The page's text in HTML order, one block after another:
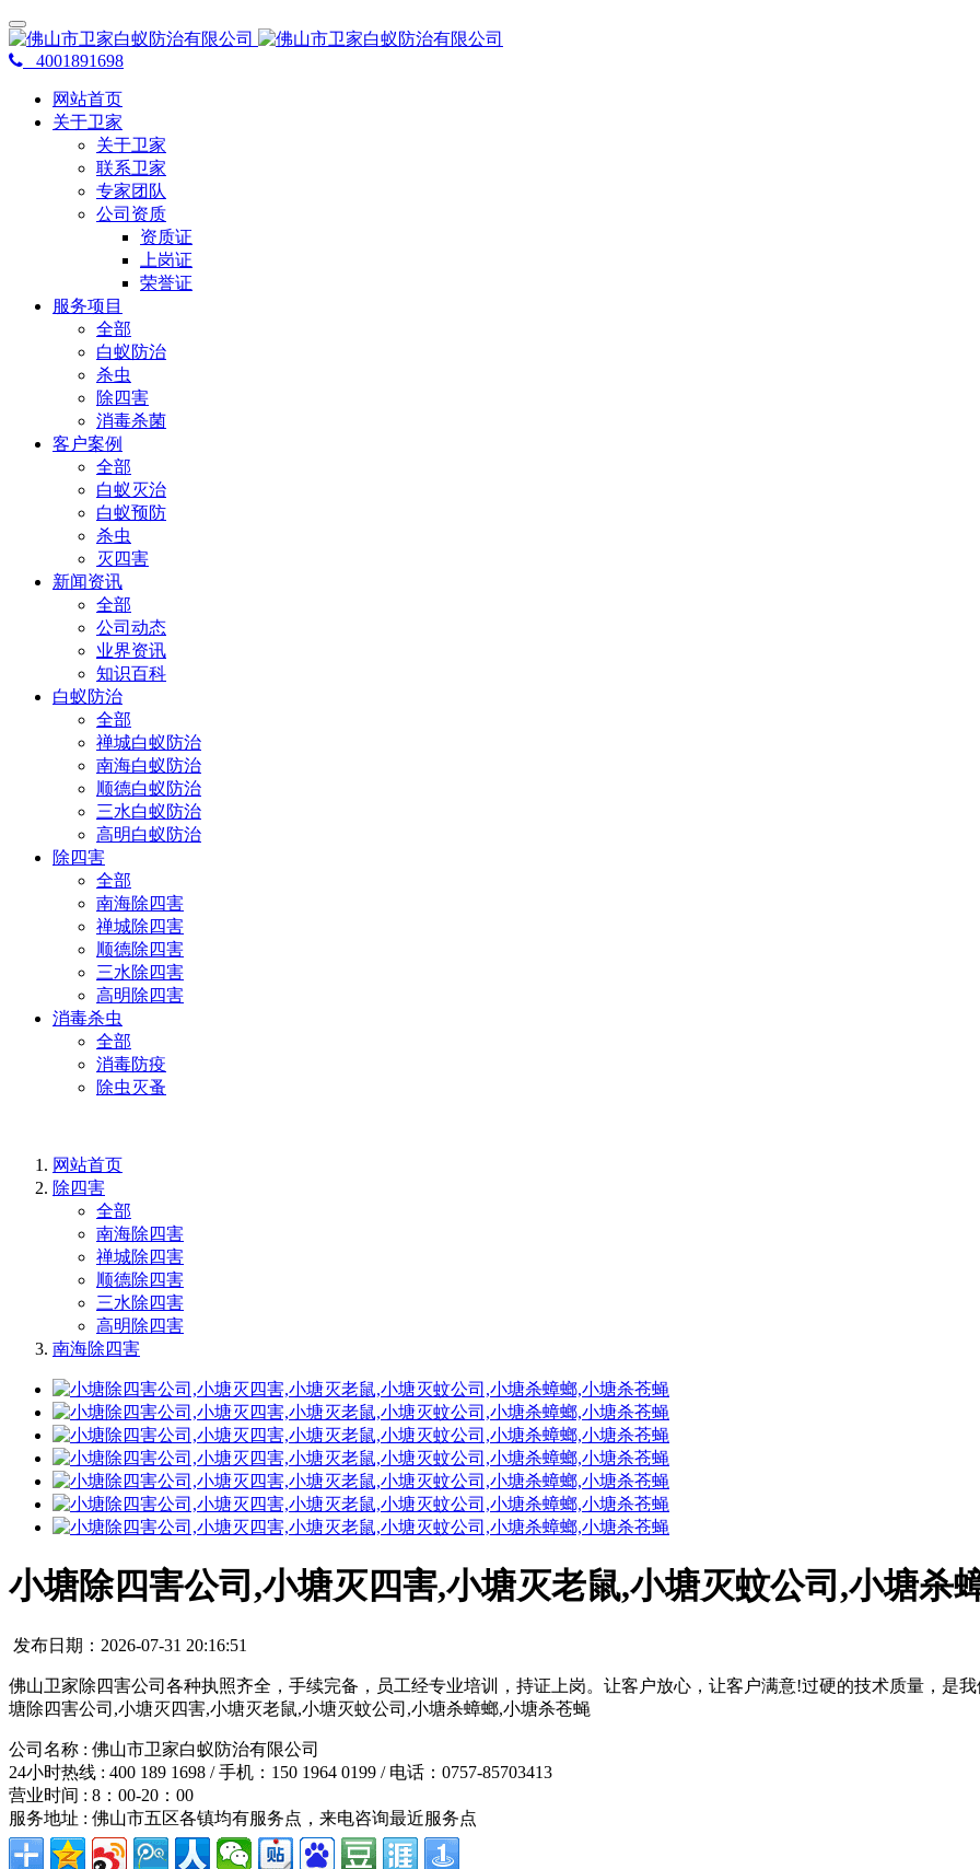
4001891698
网站首页
关于卫家
关于卫家
联系卫家
专家团队
公司资质
资质证
上岗证
荣誉证
服务项目
全部
白蚁防治
杀虫
除四害
消毒杀菌
客户案例
全部
白蚁灭治
白蚁预防
杀虫
灭四害
新闻资讯
全部
公司动态
业界资讯
知识百科
白蚁防治
全部
禅城白蚁防治
南海白蚁防治
顺德白蚁防治
三水白蚁防治
高明白蚁防治
除四害
全部
南海除四害
禅城除四害
顺德除四害
三水除四害
高明除四害
消毒杀虫
全部
消毒防疫
除虫灭蚤
网站首页
除四害
全部
南海除四害
禅城除四害
顺德除四害
三水除四害
高明除四害
南海除四害
小塘除四害公司,小塘灭四害,小塘灭老鼠,小塘灭蚊公司,小塘杀
发布日期：2026-07-31 20:16:51
佛山卫家除四害公司各种执照齐全，手续完备，员工经专业培训，持证上岗。让客户放心，让客户满意!过硬的技术质量，是
塘除四害公司,小塘灭四害,小塘灭老鼠,小塘灭蚊公司,小塘杀蟑螂,小塘杀苍蝇
公司名称 : 佛山市卫家白蚁防治有限公司
24小时热线 : 400 189 1698 / 手机：150 1964 0199 / 电话：0757-85703413
营业时间 : 8：00-20：00
服务地址 : 佛山市五区各镇均有服务点，来电咨询最近服务点